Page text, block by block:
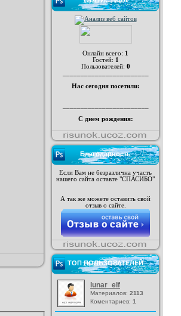
Онлайн всего: 1
Гостей: 1
Пользователей: 0
Нас сегодня посетили:
С днем рождения:
Благодарность
Если Вам не безразлична участь
нашего сайта оставте "СПАСИБО"
А так же можете оставить свой
отзыв о сайте.
ТОП ПОЛЬЗОВАТЕЛЕЙ
lunar_elf
Материалов: 2113
Коментариев: 1